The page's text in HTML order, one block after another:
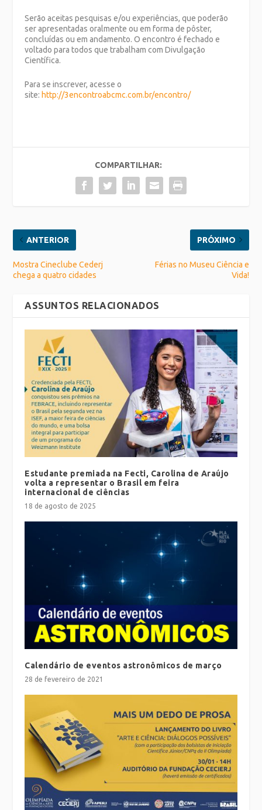
Serão aceitas pesquisas e/ou experiências, que poderão
ser apresentadas oralmente ou em forma de pôster,
concluídas ou em andamento. O encontro é fechado e
voltado para todos que trabalham com Divulgação
Científica.
Para se inscrever, acesse o
site: http://3encontroabcmc.com.br/encontro/
COMPARTILHAR:
ANTERIOR
Mostra Cineclube Cederj
chega a quatro cidades
PRÓXIMO
Férias no Museu Ciência e
Vida!
ASSUNTOS RELACIONADOS
Estudante premiada na Fecti, Carolina de Araújo
volta a representar o Brasil em feira
internacional de ciências
18 de agosto de 2025
Calendário de eventos astronômicos de março
28 de fevereiro de 2021